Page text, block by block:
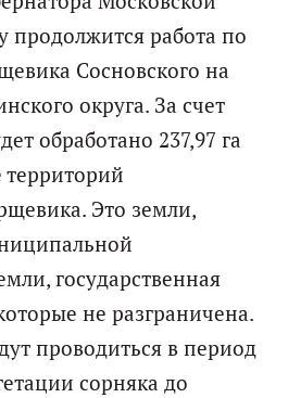
продолжится работа по
Сосновского на
округа. За счет
обработано 237,97 га
Это земли,
государственная
не разграничена.
проводиться в период
сорняка до